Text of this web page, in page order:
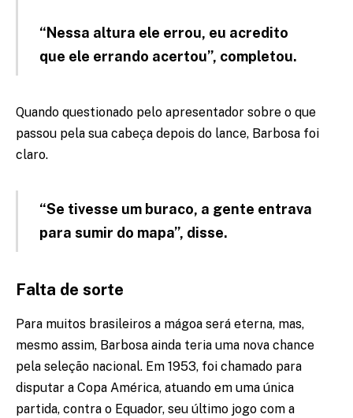
“Nessa altura ele errou, eu acredito
que ele errando acertou”, completou.
Quando questionado pelo apresentador sobre o que
passou pela sua cabeça depois do lance, Barbosa foi
claro.
“Se tivesse um buraco, a gente entrava
para sumir do mapa”, disse.
Falta de sorte
Para muitos brasileiros a mágoa será eterna, mas,
mesmo assim, Barbosa ainda teria uma nova chance
pela seleção nacional. Em 1953, foi chamado para
disputar a Copa América, atuando em uma única
partida, contra o Equador, seu último jogo com a